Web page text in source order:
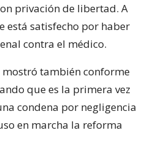
privación de libertad. A
está satisfecho por haber
contra el médico.
mostró también conforme
que es la primera vez
condena por negligencia
en marcha la reforma